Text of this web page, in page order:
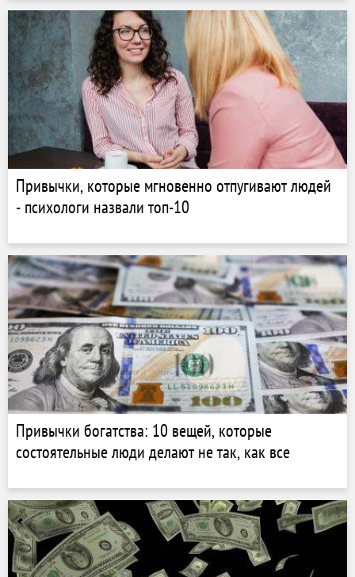
Привычки, которые мгновенно отпугивают людей
- психологи назвали топ-10
Привычки богатства: 10 вещей, которые
состоятельные люди делают не так, как все